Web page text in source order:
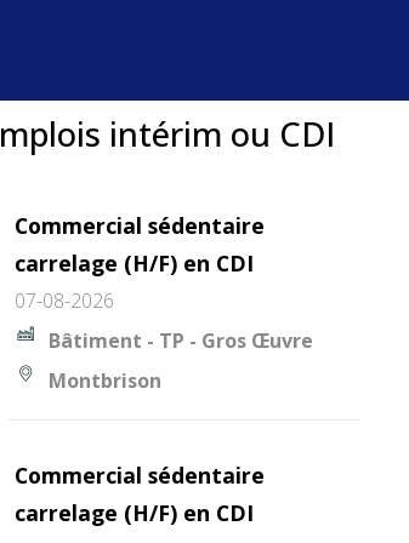
intérim ou CDI
Commercial sédentaire
carrelage (H/F) en CDI
07-08-2026
Bâtiment - TP - Gros Œuvre
Montbrison
Commercial sédentaire
carrelage (H/F) en CDI